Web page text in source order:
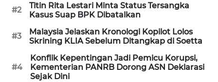
#2
Titin Rita Lestari Minta Status Tersangka
Kasus Suap BPK Dibatalkan
#3
Malaysia Jelaskan Kronologi Kopilot Lolos
Skrining KLIA Sebelum Ditangkap di Soetta
#4
Konflik Kepentingan Jadi Pemicu Korupsi,
Kementerian PANRB Dorong ASN Deklarasi
Sejak Dini
WALINKI
ID
MAWAKA
ID
MARTABAT